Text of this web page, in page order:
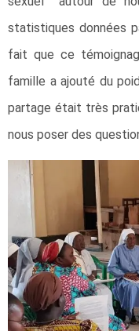
statistiques données
fait que ce
famille a ajouté du
partage était très
nous poser des